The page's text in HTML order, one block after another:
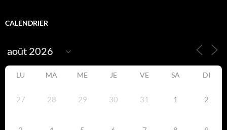
CALENDRIER
LU MA ME JE VE SA DI
27 28 29 30 31 1 2